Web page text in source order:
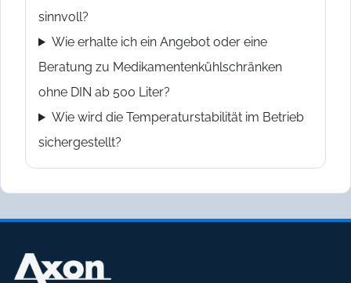
sinnvoll?
Wie erhalte ich ein Angebot oder eine
Beratung zu Medikamentenkühlschränken
ohne DIN ab 500 Liter?
Wie wird die Temperaturstabilität im Betrieb
sichergestellt?